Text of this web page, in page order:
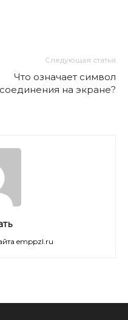
Следующая статья
Что означает символ
соединения на экране?
emppzl.ru